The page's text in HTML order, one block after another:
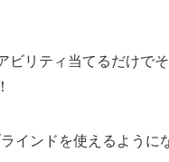
ビリティ当てるだけで
インドを使えるように